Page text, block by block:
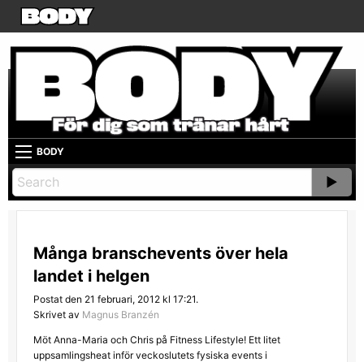
BODY
Många branschevents över hela
landet i helgen
Postat den 21 februari, 2012 kl 17:21.
Skrivet av Magnus Branzén
Möt Anna-Maria och Chris på Fitness Lifestyle! Ett litet
uppsamlingsheat inför veckoslutets fysiska events i